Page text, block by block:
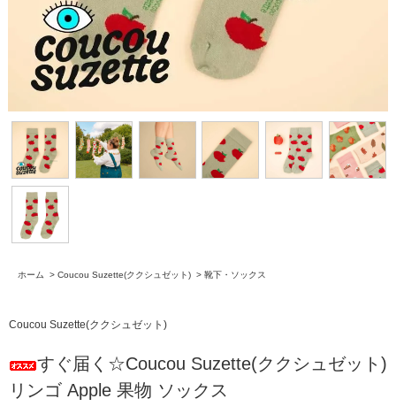
ホーム > Coucou Suzette(ククシュゼット) > 靴下・ソックス
Coucou Suzette(ククシュゼット)
すぐ届く☆Coucou Suzette(ククシュゼット)
リンゴ Apple 果物 ソックス